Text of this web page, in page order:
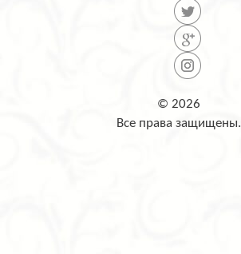
© 2026
Все права защищены.